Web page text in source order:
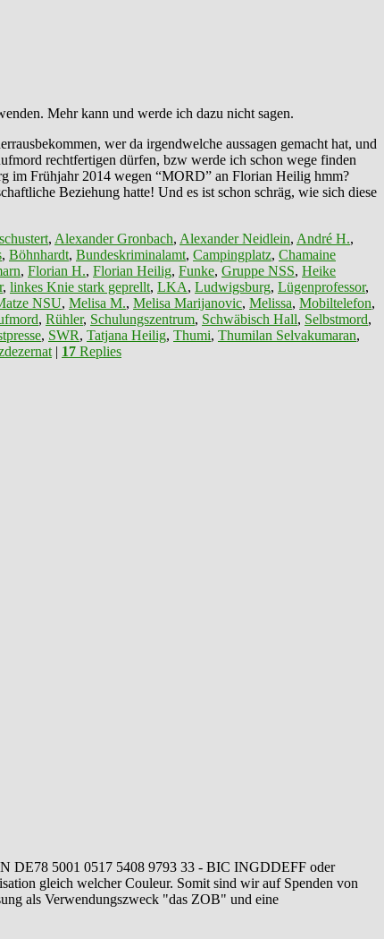
Mehr kann und werde ich dazu nicht sagen.
wer da irgendwelche aussagen gemacht hat, und
rechtfertigen dürfen, bzw werde ich schon wege finden
im Frühjahr 2014 wegen “MORD” an Florian Heilig hmm?
Beziehung hatte! Und es ist schon schräg, wie sich diese
, Alexander Gronbach, Alexander Neidlein, André H.,
, Böhnhardt, Bundeskriminalamt, Campingplatz, Chamaine
, Florian H., Florian Heilig, Funke, Gruppe NSS, Heike
, linkes Knie stark geprellt, LKA, Ludwigsburg, Lügenprofessor,
NSU, Melisa M., Melisa Marijanovic, Melissa, Mobiltelefon,
, Rühler, Schulungszentrum, Schwäbisch Hall, Selbstmord,
, SWR, Tatjana Heilig, Thumi, Thumilan Selvakumaran,
| 17 Replies
DE78 5001 0517 5408 9793 33 - BIC INGDDEFF oder
gleich welcher Couleur. Somit sind wir auf Spenden von
als Verwendungszweck "das ZOB" und eine